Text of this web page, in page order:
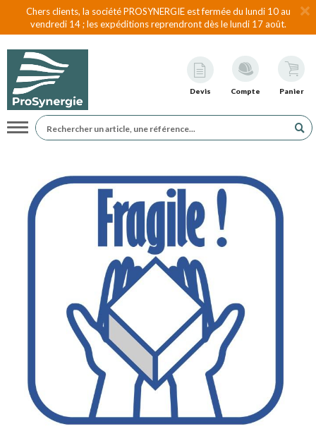
Chers clients, la société PROSYNERGIE est fermée du lundi 10 au
vendredi 14 ; les expéditions reprendront dès le lundi 17 août.
Devis Compte Panier
Navigation